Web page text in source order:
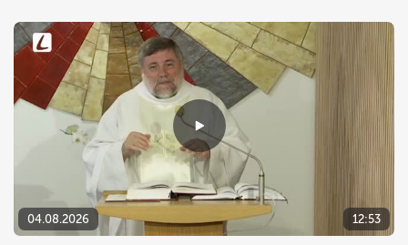
04.08.2026 12:53